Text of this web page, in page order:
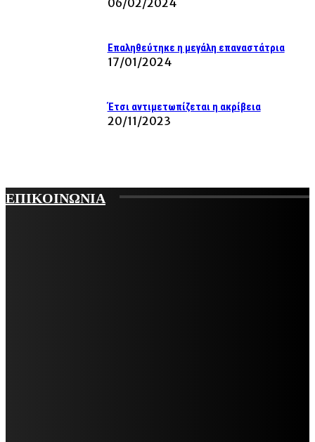
06/02/2024
Επαληθεύτηκε η μεγάλη επαναστάτρια
17/01/2024
Έτσι αντιμετωπίζεται η ακρίβεια
20/11/2023
ΕΠΙΚΟΙΝΩΝΙΑ